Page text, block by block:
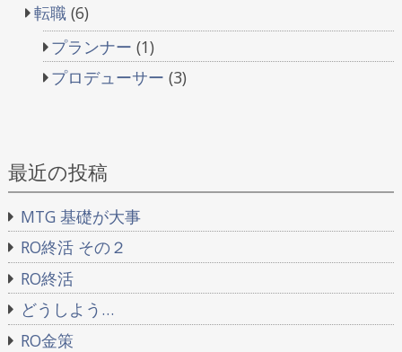
転職(6)
プランナー (1)
プロデューサー (3)
最近の投稿
MTG 基礎が大事
RO終活 その２
RO終活
どうしよう…
RO金策